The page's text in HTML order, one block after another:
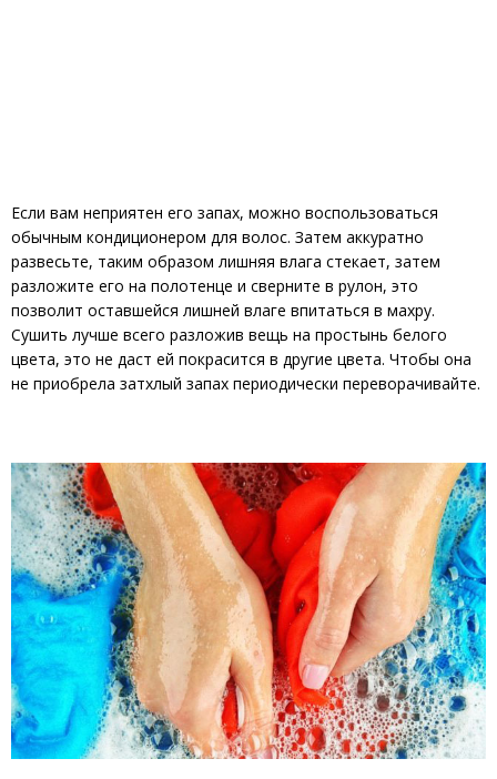
Если вам неприятен его запах, можно воспользоваться
обычным кондиционером для волос. Затем аккуратно
развесьте, таким образом лишняя влага стекает, затем
разложите его на полотенце и сверните в рулон, это
позволит оставшейся лишней влаге впитаться в махру.
Сушить лучше всего разложив вещь на простынь белого
цвета, это не даст ей покрасится в другие цвета. Чтобы она
не приобрела затхлый запах периодически переворачивайте.